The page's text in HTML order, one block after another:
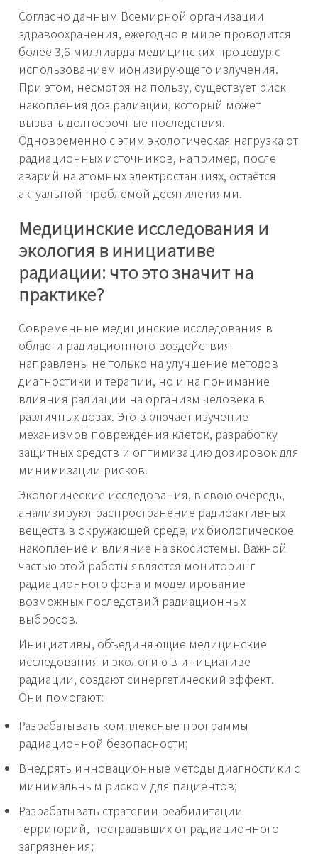
Согласно данным Всемирной организации
здравоохранения, ежегодно в мире проводится
более 3,6 миллиарда медицинских процедур с
использованием ионизирующего излучения.
При этом, несмотря на пользу, существует риск
накопления доз радиации, который может
вызвать долгосрочные последствия.
Одновременно с этим экологическая нагрузка от
радиационных источников, например, после
аварий на атомных электростанциях, остаётся
актуальной проблемой десятилетиями.
Медицинские исследования и
экология в инициативе
радиации: что это значит на
практике?
Современные медицинские исследования в
области радиационного воздействия
направлены не только на улучшение методов
диагностики и терапии, но и на понимание
влияния радиации на организм человека в
различных дозах. Это включает изучение
механизмов повреждения клеток, разработку
защитных средств и оптимизацию дозировок для
минимизации рисков.
Экологические исследования, в свою очередь,
анализируют распространение радиоактивных
веществ в окружающей среде, их биологическое
накопление и влияние на экосистемы. Важной
частью этой работы является мониторинг
радиационного фона и моделирование
возможных последствий радиационных
выбросов.
Инициативы, объединяющие медицинские
исследования и экологию в инициативе
радиации, создают синергетический эффект.
Они помогают:
Разрабатывать комплексные программы
радиационной безопасности;
Внедрять инновационные методы диагностики с
минимальным риском для пациентов;
Разрабатывать стратегии реабилитации
территорий, пострадавших от радиационного
загрязнения;